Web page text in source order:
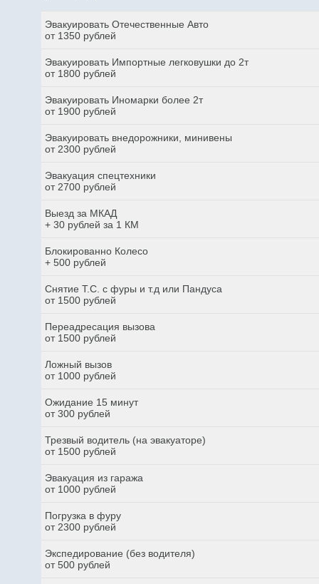
Эвакуировать Отечественные Авто
от 1350 рублей
Эвакуировать Импортные легковушки до 2т
от 1800 рублей
Эвакуировать Иномарки более 2т
от 1900 рублей
Эвакуировать внедорожники, минивены
от 2300 рублей
Эвакуация спецтехники
от 2700 рублей
Выезд за МКАД
+ 30 рублей за 1 КМ
Блокированно Колесо
+ 500 рублей
Снятие Т.С. с фуры и т.д или Пандуса
от 1500 рублей
Переадресация вызова
от 1500 рублей
Ложный вызов
от 1000 рублей
Ожидание 15 минут
от 300 рублей
Трезвый водитель (на эвакуаторе)
от 1500 рублей
Эвакуация из гаража
от 1000 рублей
Погрузка в фуру
от 2300 рублей
Экспедирование (без водителя)
от 500 рублей